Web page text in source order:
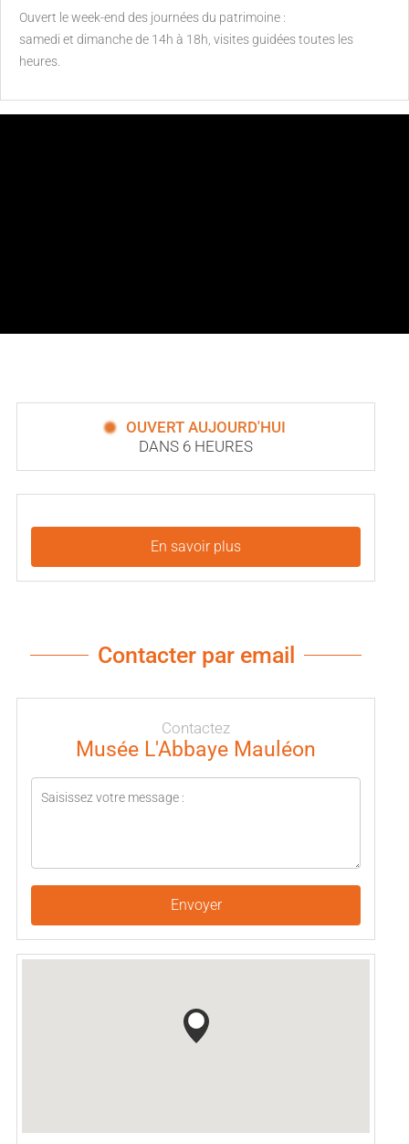
Ouvert le week-end des journées du patrimoine :
samedi et dimanche de 14h à 18h, visites guidées toutes les
heures.
OUVERT AUJOURD'HUI
DANS 6 HEURES
En savoir plus
Contacter par email
Contactez
Musée L'Abbaye Mauléon
Envoyer